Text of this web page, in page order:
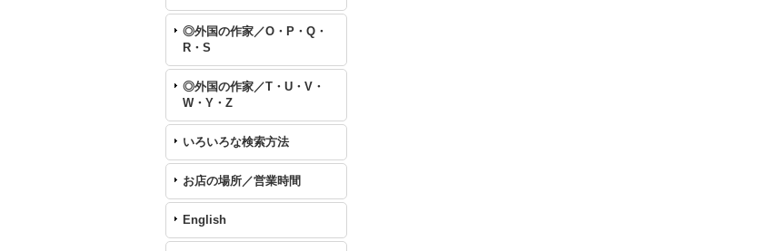
◎外国の作家／O・P・Q・
R・S
◎外国の作家／T・U・V・
W・Y・Z
いろいろな検索方法
お店の場所／営業時間
English